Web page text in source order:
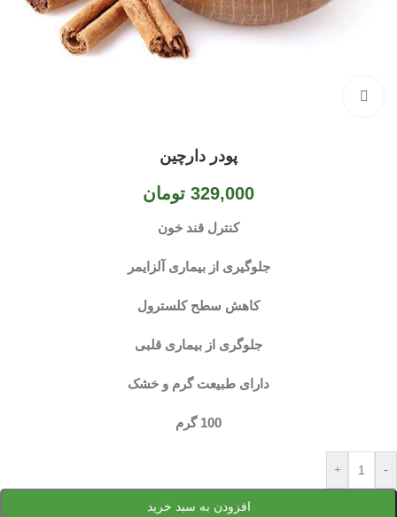
پودر دارچین
329,000 تومان
کنترل قند خون
جلوگیری از بیماری آلزایمر
کاهش سطح کلسترول
جلوگری از بیماری قلبی
دارای طبیعت گرم و خشک
100 گرم
-
+
افزودن به سبد خرید